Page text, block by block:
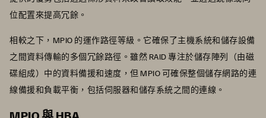
位配置來提高冗餘。
相較之下，MPIO 的運作路徑等級。它確保了主機系統和儲存設備
之間資料傳輸的多個冗餘路徑。雖然 RAID 專注於儲存陣列（由磁
碟組成）中的資料備援和速度，但 MPIO 可確保整個儲存網路的連
線備援和負載平衡，包括伺服器和儲存系統之間的連線。